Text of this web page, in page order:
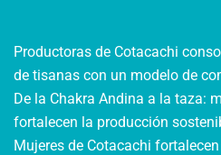
Productoras de Cotacachi
de tisanas con un modelo de
De la Chakra Andina a la taza:
fortalecen la producción
Mujeres de Cotacachi